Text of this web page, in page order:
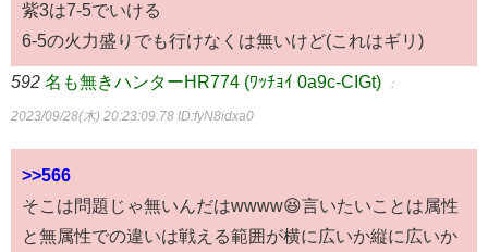
紫3は7-5でいける
6-5の火力盛りでも行けなくは無いけど(これはギリ)
592 名も無きハンターHR774 (ﾜｯﾁｮｲ 0a9c-CIGt) ：
2023/09/28(木) 20:23:09.78 ID:fyN8idxa0
>>566
そこは問題じゃ無いんだはwwww😆言いたいことは属性
と無属性での違いは戦える範囲が横に広いか縦に広いか